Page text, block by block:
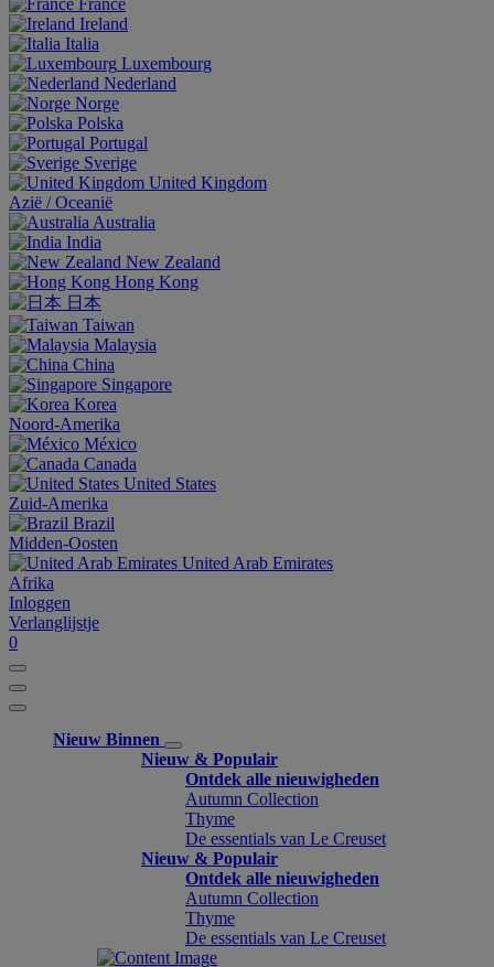
France
Ireland
Italia
Luxembourg
Nederland
Norge
Polska
Portugal
Sverige
United Kingdom
Aziё / Oceaniё
Australia
India
New Zealand
Hong Kong
日本
Taiwan
Malaysia
China
Singapore
Korea
Noord-Amerika
México
Canada
United States
Zuid-Amerika
Brazil
Midden-Oosten
United Arab Emirates
Afrika
Inloggen
Verlanglijstje
0
Nieuw Binnen
Nieuw & Populair
Ontdek alle nieuwigheden
Autumn Collection
Thyme
De essentials van Le Creuset
Nieuw & Populair
Ontdek alle nieuwigheden
Autumn Collection
Thyme
De essentials van Le Creuset